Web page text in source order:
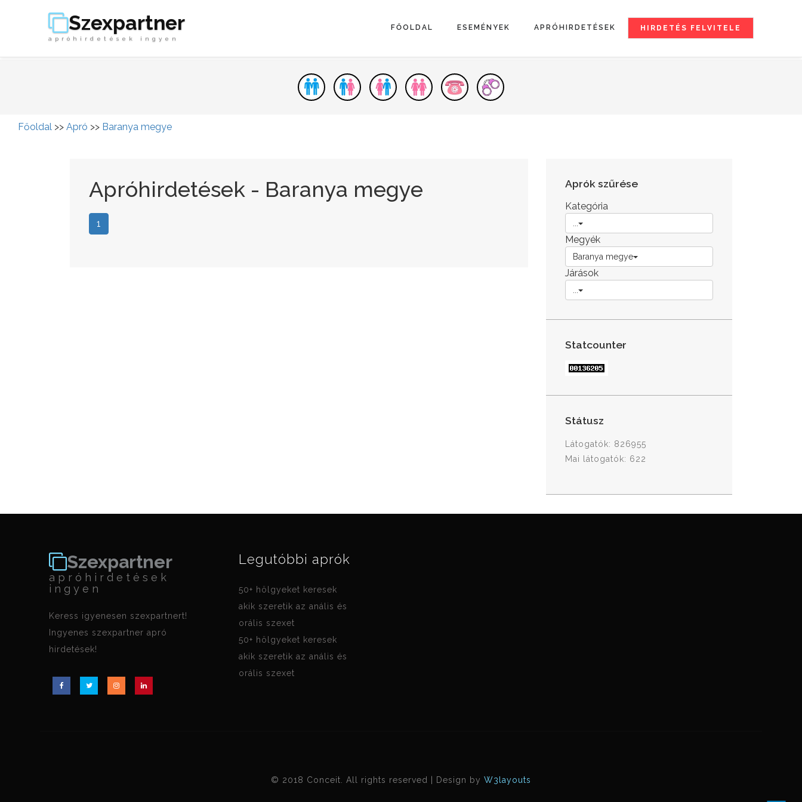
Szexpartner
apróhirdetések ingyen
HIRDETÉS FELVITELE
FŐOLDAL ESEMÉNYEK APRÓHIRDETÉSEK
Főoldal >> Apró >> Baranya megye
Apróhirdetések - Baranya megye
1
Aprók szűrése
Kategória
Megyék
Baranya megye
Járások
Statcounter
Státusz
Látogatók: 826955
Mai látogatók: 622
Szexpartner
apróhirdetések
ingyen
Keress igyenesen szexpartnert!
Ingyenes szexpartner apró
hirdetések!
Legutóbbi aprók
50+ hölgyeket keresek
akik szeretik az anális és
orális szexet
50+ hölgyeket keresek
akik szeretik az anális és
orális szexet
© 2018 Conceit. All rights reserved | Design by W3layouts